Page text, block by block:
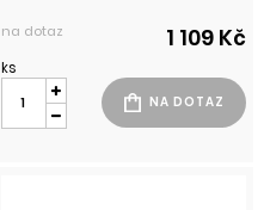
na dotaz 1 109 Kč
ks